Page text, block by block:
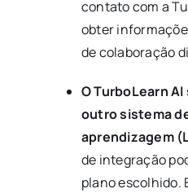
contato com a
obter
de colaboração
O TurboLearn
outro sistema
aprendizagem
de integração
plano escolhido.